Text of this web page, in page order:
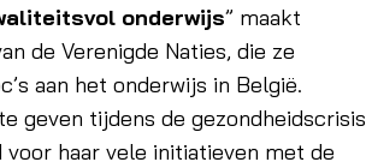
onderwijs” maakt
de Verenigde Naties, die ze
aan het onderwijs in België.
geven tijdens de gezondheidscrisis
voor haar vele initiatieven met de